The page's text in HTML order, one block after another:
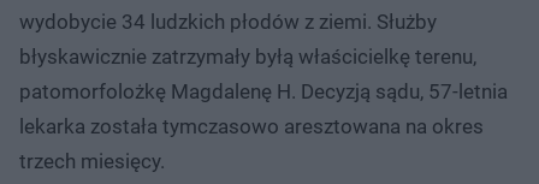
wydobycie 34 ludzkich płodów z ziemi. Służby
błyskawicznie zatrzymały byłą właścicielkę terenu,
patomorfolożkę Magdalenę H. Decyzją sądu, 57-letnia
lekarka została tymczasowo aresztowana na okres
trzech miesięcy.